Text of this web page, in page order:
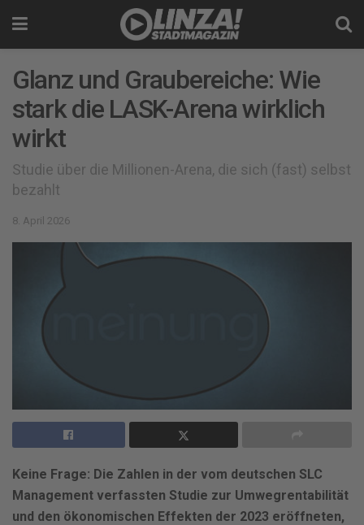
Glanz und Graubereiche: Wie
stark die LASK-Arena wirklich
wirkt
Studie über die Millionen-Arena, die sich (fast) selbst
bezahlt
8. April 2026
Keine Frage: Die Zahlen in der vom deutschen SLC
Management verfassten Studie zur Umwegrentabilität
und den ökonomischen Effekten der 2023 eröffneten,